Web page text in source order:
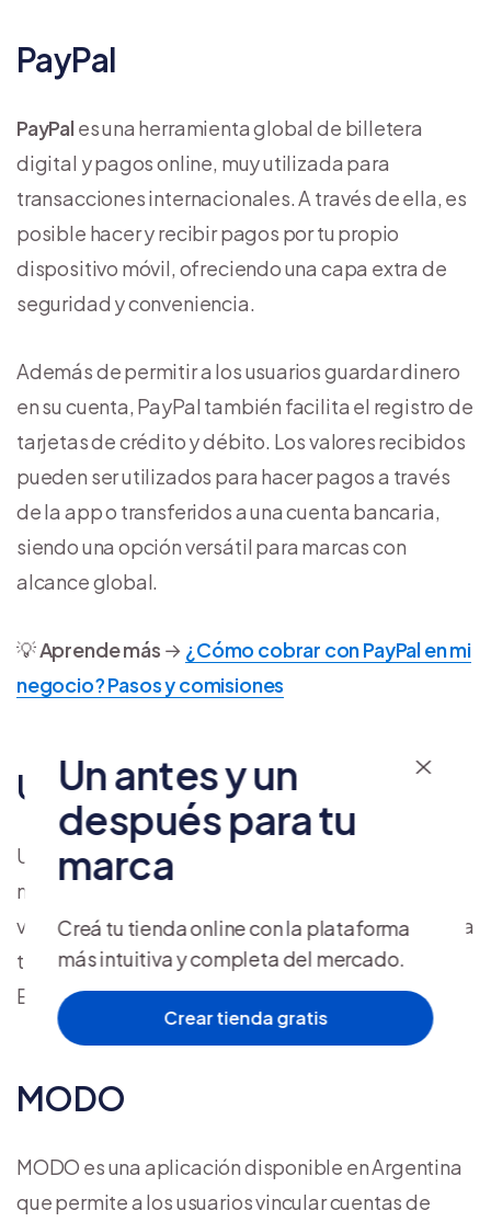
PayPal
PayPal es una herramienta global de billetera
digital y pagos online, muy utilizada para
transacciones internacionales. A través de ella, es
posible hacer y recibir pagos por tu propio
dispositivo móvil, ofreciendo una capa extra de
seguridad y conveniencia.
Además de permitir a los usuarios guardar dinero
en su cuenta, PayPal también facilita el registro de
tarjetas de crédito y débito. Los valores recibidos
pueden ser utilizados para hacer pagos a través
de la app o transferidos a una cuenta bancaria,
siendo una opción versátil para marcas con
alcance global.
💡Aprende más → ¿Cómo cobrar con PayPal en mi
negocio? Pasos y comisiones
Ualá Bis
Ualá Bis no tiene costo de apertura ni
mantenimiento, solo pagas comisiones por lo que
vendes. Tus clientes pueden abonar sus compras a
través de: link de pago, lectores o códigos QR.
Está disponible en Argentina, México y Colombia.
MODO
MODO es una aplicación disponible en Argentina
que permite a los usuarios vincular cuentas de
Un antes y un
después para tu
marca
Creá tu tienda online con la plataforma
más intuitiva y completa del mercado.
Crear tienda gratis